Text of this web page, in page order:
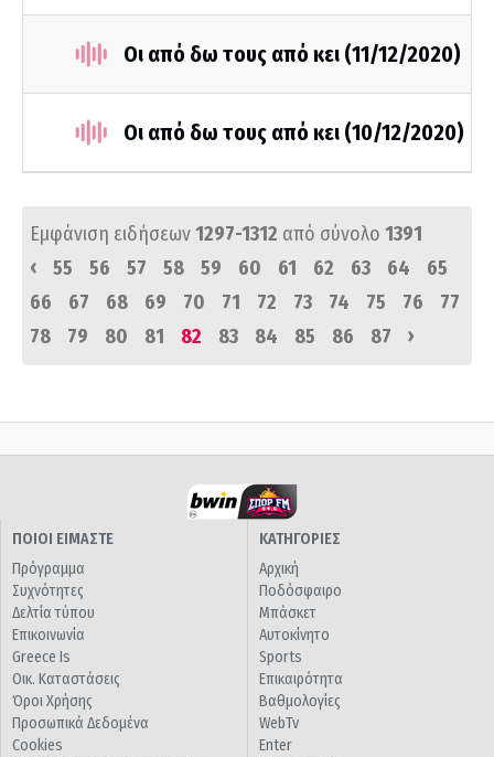
Οι από δω τους από κει (11/12/2020)
Οι από δω τους από κει (10/12/2020)
Εμφάνιση ειδήσεων1297-1312 από σύνολο 1391
‹
55 56 57 58 59 60 61 62 63 64
65
66
67 68 69 70 71 72 73 74 75 76
77
78
79 80 81 82 83 84 85 86 87 ›
ΠΟΙΟΙ ΕΙΜΑΣΤΕ
Πρόγραμμα
Συχνότητες
Δελτία τύπου
Επικοινωνία
Greece Is
Οικ. Καταστάσεις
Όροι Χρήσης
Προσωπικά Δεδομένα
Cookies
ΚΑΤΗΓΟΡΙΕΣ
Αρχική
Ποδόσφαιρο
Μπάσκετ
Αυτοκίνητο
Sports
Επικαιρότητα
Βαθμολογίες
WebTv
Enter